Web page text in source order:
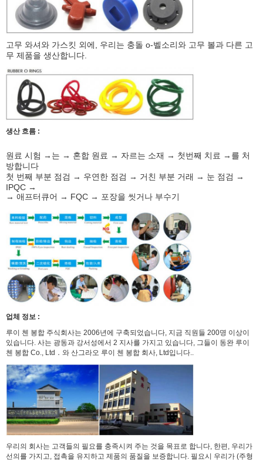
고무 와셔와 가스킷 외에, 우리는 충돌 o-벨소리와 고무 볼과 다른 고
무 제품을 생산합니다.
생산 흐름 :
원료 시험 →는 → 혼합 원료 → 자르는 소재 → 첫번째 치료 →를 처
방합니다
첫 번째 부분 점검 → 우연한 점검 → 거친 부분 거래 → 눈 점검 →
IPQC →
→ 애프터큐어 → FQC → 포장을 씻거나 부수기
업체 정보 :
루이 첸 봉합 주식회사는 2006년에 구축되었습니다, 지금 직원들 200명 이상이
있습니다. 사는 광동과 강서성에서 2 지사를 가지고 있습니다, 그들이 동완 루이
첸 봉합 Co., Ltd．와 산그라오 루이 첸 봉합 회사, Ltd입니다..
우리의 회사는 고객들의 필요를 충족시켜 주는 것을 목표로 합니다, 한편, 우리가
선의를 가지고, 접촉을 유지하고 제품의 품질을 보증합니다. 필요시 우리가 (주형